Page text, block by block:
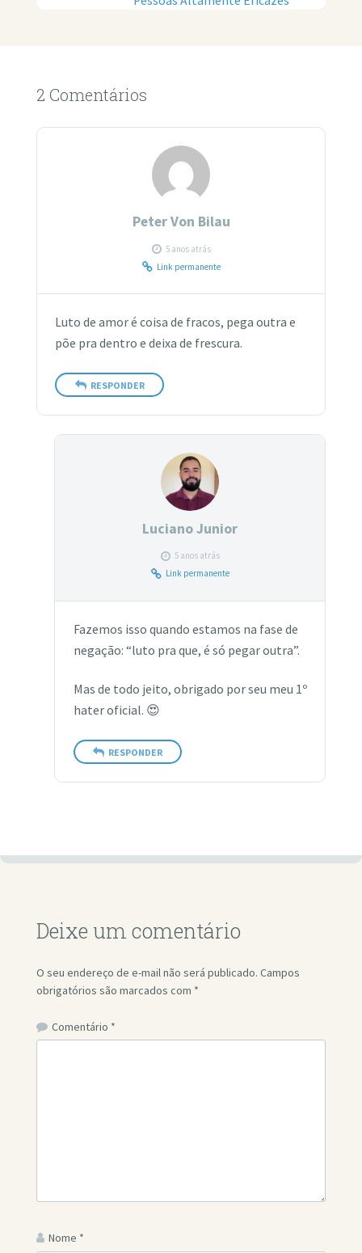
2 Comentários
Peter Von Bilau
5 anos atrás
Link permanente
Luto de amor é coisa de fracos, pega outra e
põe pra dentro e deixa de frescura.
RESPONDER
Luciano Junior
5 anos atrás
Link permanente
Fazemos isso quando estamos na fase de
negação: “luto pra que, é só pegar outra”.
Mas de todo jeito, obrigado por seu meu 1º
hater oficial. 😍
RESPONDER
Deixe um comentário
O seu endereço de e-mail não será publicado. Campos
obrigatórios são marcados com *
Comentário *
Nome *